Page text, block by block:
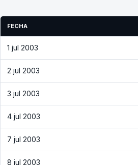
FECHA
1 jul 2003
2 jul 2003
3 jul 2003
4 jul 2003
7 jul 2003
8 jul 2003